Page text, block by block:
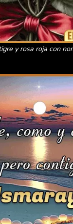
y rosa roja con